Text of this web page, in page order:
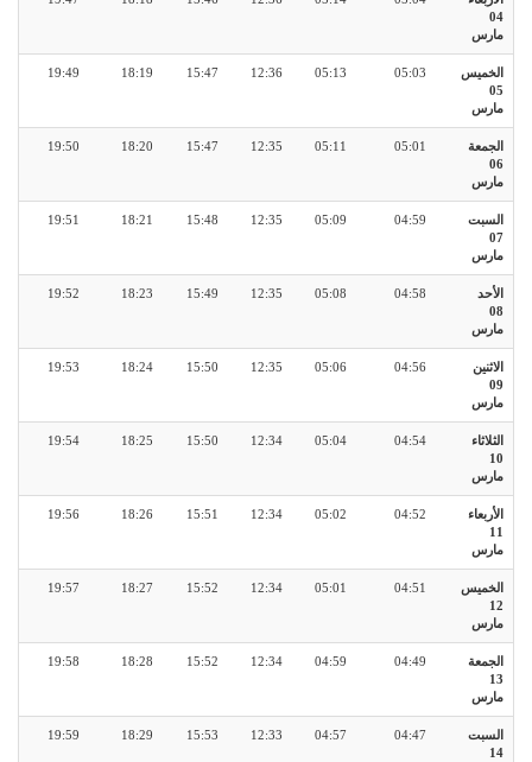
04
مارس
الخميس
05
مارس
05:03
05:13
12:36
15:47
18:19
19:49
الجمعة
06
مارس
05:01
05:11
12:35
15:47
18:20
19:50
السبت
07
مارس
04:59
05:09
12:35
15:48
18:21
19:51
الأحد
08
مارس
04:58
05:08
12:35
15:49
18:23
19:52
الاثنين
09
مارس
04:56
05:06
12:35
15:50
18:24
19:53
الثلاثاء
10
مارس
04:54
05:04
12:34
15:50
18:25
19:54
الأربعاء
11
مارس
04:52
05:02
12:34
15:51
18:26
19:56
الخميس
12
مارس
04:51
05:01
12:34
15:52
18:27
19:57
الجمعة
13
مارس
04:49
04:59
12:34
15:52
18:28
19:58
السبت
14
04:47
04:57
12:33
15:53
18:29
19:59